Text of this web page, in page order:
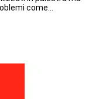
come…